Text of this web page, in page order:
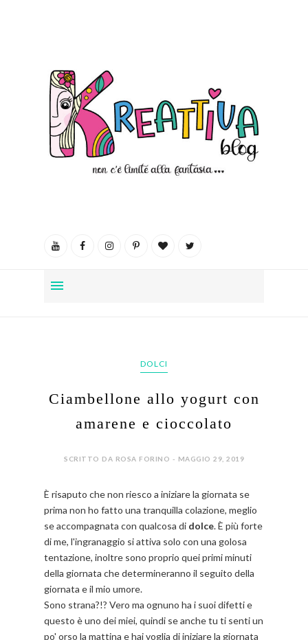
DOLCI
Ciambellone allo yogurt con
amarene e cioccolato
SCRITTO DA ROSA FORINO - MAGGIO 29, 2019
È risaputo che non riesco a iniziare la giornata se
prima non ho fatto una tranquilla colazione, meglio
se accompagnata con qualcosa di dolce. È più forte
di me, l'ingranaggio si attiva solo con una golosa
tentazione, inoltre sono proprio quei primi minuti
della giornata che determineranno il seguito della
giornata e il mio umore.
Sono strana?!? Vero ma ognuno ha i suoi difetti e
questo è uno dei miei, quindi se anche tu ti senti un
po' orso la mattina e hai voglia di iniziare la giornata